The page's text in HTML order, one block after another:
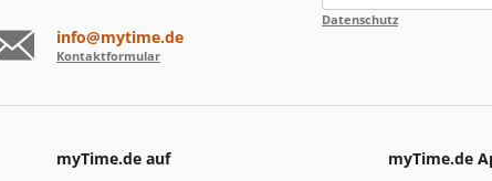
info@mytime.de
Kontaktformular
Datenschutz
myTime.de auf myTime.de